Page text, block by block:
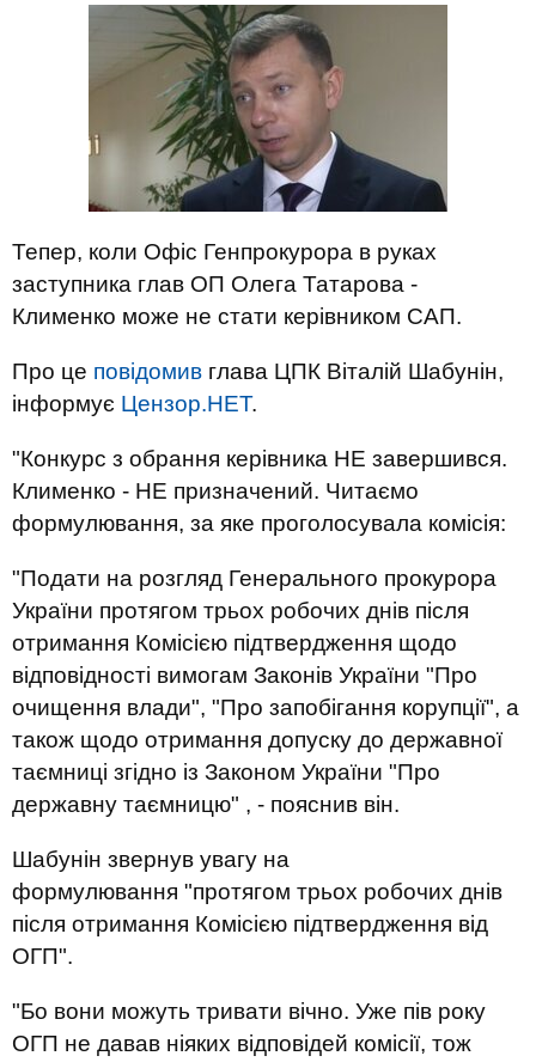
Тепер, коли Офіс Генпрокурора в руках
заступника глав ОП Олега Татарова -
Клименко може не стати керівником САП.
Про це повідомив глава ЦПК Віталій Шабунін,
інформує Цензор.НЕТ.
"Конкурс з обрання керівника НЕ завершився.
Клименко - НЕ призначений. Читаємо
формулювання, за яке проголосувала комісія:
"Подати на розгляд Генерального прокурора
України протягом трьох робочих днів після
отримання Комісією підтвердження щодо
відповідності вимогам Законів України "Про
очищення влади", "Про запобігання корупції", а
також щодо отримання допуску до державної
таємниці згідно із Законом України "Про
державну таємницю" , - пояснив він.
Шабунін звернув увагу на
формулювання "протягом трьох робочих днів
після отримання Комісією підтвердження від
ОГП​​".
"Бо вони можуть тривати вічно. Уже пів року
ОГП не давав ніяких відповідей комісії, тож